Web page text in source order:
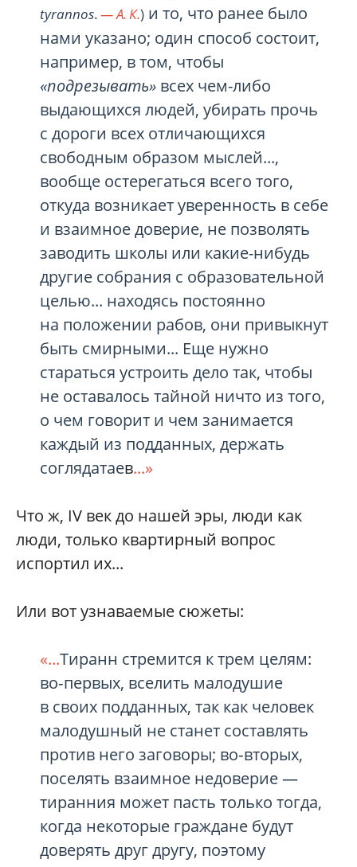
tyrannos.— А. К.) и то, что ранее было
нами указано; один способ состоит,
например, в том, чтобы
«подрезывать» всех чем-либо
выдающихся людей, убирать прочь
с дороги всех отличающихся
свободным образом мыслей...,
вообще остерегаться всего того,
откуда возникает уверенность в себе
и взаимное доверие, не позволять
заводить школы или какие-нибудь
другие собрания с образовательной
целью... находясь постоянно
на положении рабов, они привыкнут
быть смирными... Еще нужно
стараться устроить дело так, чтобы
не оставалось тайной ничто из того,
о чем говорит и чем занимается
каждый из подданных, держать
соглядатаев...»
Что ж, IV век до нашей эры, люди как
люди, только квартирный вопрос
испортил их...
Или вот узнаваемые сюжеты:
«...Тиранн стремится к трем целям:
во‑первых, вселить малодушие
в своих подданных, так как человек
малодушный не станет составлять
против него заговоры; во‑вторых,
поселять взаимное недоверие —
тиранния может пасть только тогда,
когда некоторые граждане будут
доверять друг другу, поэтому